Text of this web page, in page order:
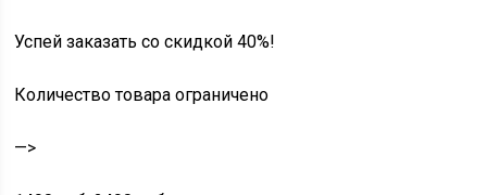
Успей заказать соскидкой 40%!
Количество товара ограничено
—>